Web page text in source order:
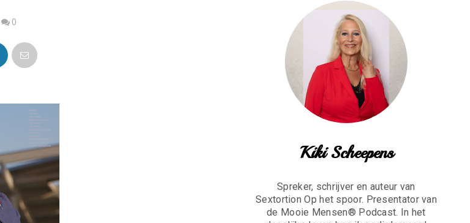
0
Kiki Scheepens
Spreker, schrijver en auteur van
Sextortion Op het spoor. Presentator van
de Mooie Mensen® Podcast. In het